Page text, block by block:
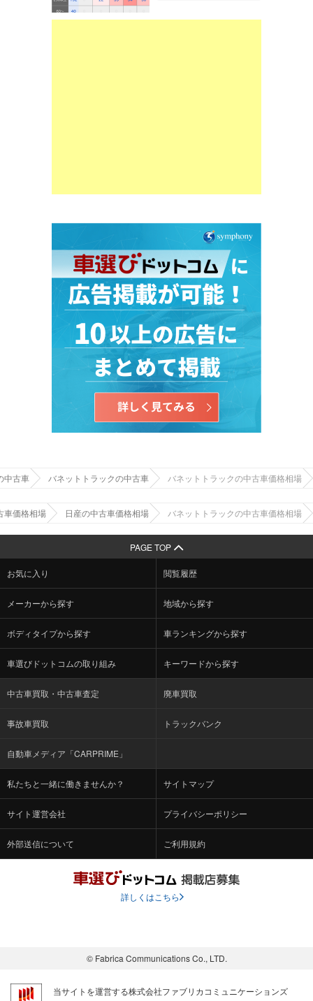
中古車 バネットトラックの中古車 バネットトラックの中古車価格相場
車価格相場 日産の中古車価格相場 バネットトラックの中古車価格相場
PAGE TOP
お気に入り 閲覧履歴
メーカーから探す 地域から探す
ボディタイプから探す 車ランキングから探す
車選びドットコムの取り組み キーワードから探す
中古車買取・中古車査定 廃車買取
事故車買取 トラックバンク
自動車メディア「CARPRIME」
私たちと一緒に働きませんか？ サイトマップ
サイト運営会社 プライバシーポリシー
外部送信について ご利用規約
詳しくはこちら
© Fabrica Communications Co., LTD.
当サイトを運営する株式会社ファブリカコミュニケーションズ